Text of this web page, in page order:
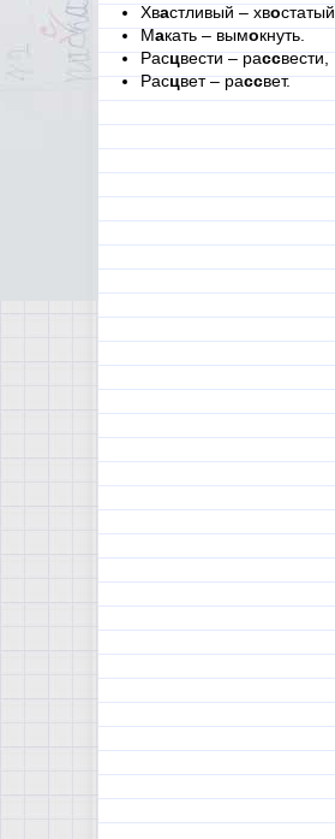
Хвастливый – хвостатый.
Макать – вымокнуть.
Расцвести – рассвести,
Расцвет – рассвет.